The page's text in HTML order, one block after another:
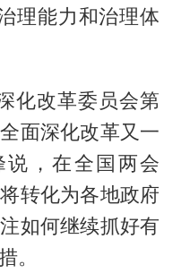
理能力和治理体
化改革委员会第
面深化改革又一
，在全国两会
转化为各地政府
如何继续抓好有
。